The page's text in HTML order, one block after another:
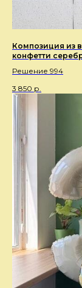
Композиция из
конфетти
Решение 994
3 850 р.